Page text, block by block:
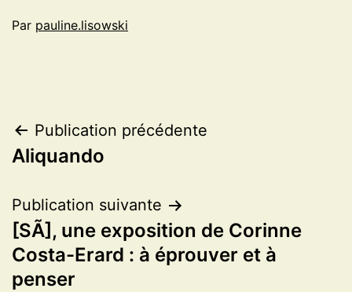
Par pauline.lisowski
Navigation
de
l’article
Publication précédente
Aliquando
Publication suivante
[SÃ], une exposition de Corinne
Costa-Erard : à éprouver et à
penser